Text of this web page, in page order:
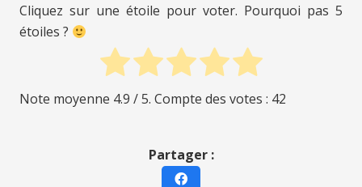
Cliquez sur une étoile pour voter. Pourquoi pas 5
étoiles ?
Note moyenne 4.9 / 5. Compte des votes : 42
Partager :